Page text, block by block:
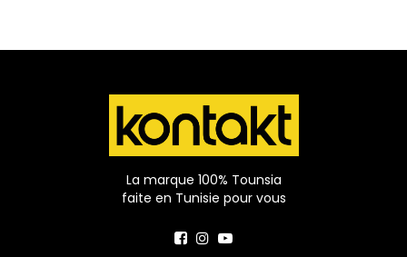
La marque 100% Tounsia
faite en Tunisie pour vous